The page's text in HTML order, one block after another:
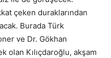
çeken duraklarından
Burada Türk
ve Dr. Gökhan
olan Kılıçdaroğlu, akşam